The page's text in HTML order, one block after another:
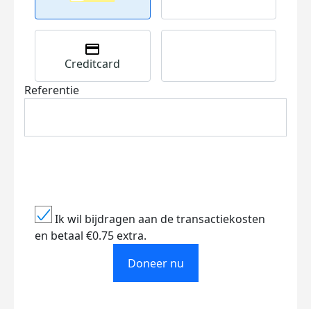
Creditcard
Referentie
Ik wil bijdragen aan de transactiekosten
en betaal €0.75 extra.
Doneer nu